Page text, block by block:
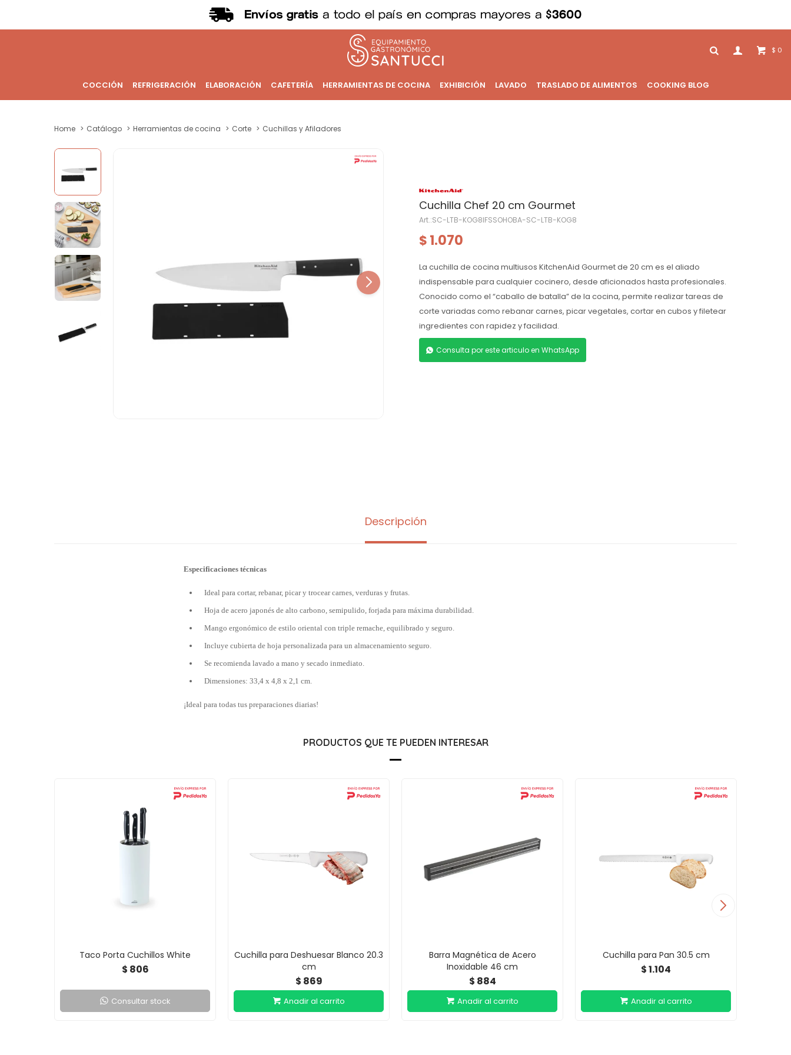
COCCIÓN REFRIGERACIÓN ELABORACIÓN CAFETERÍA HERRAMIENTAS DE COCINA EXHIBICIÓN LAVADO TRASLADO DE ALIMENTOS COOKING BLOG
$ 0
Home Catálogo Herramientas de cocina Corte Cuchillas y Afiladores
Cuchilla Chef 20 cm Gourmet
SC-LTB-KOG8IFSSOHOBA-SC-LTB-KOG8
$ 1.070
La cuchilla de cocina multiusos KitchenAid Gourmet de 20 cm es el aliado
indispensable para cualquier cocinero, desde aficionados hasta profesionales.
Conocido como el “caballo de batalla” de la cocina, permite realizar tareas de
corte variadas como rebanar carnes, picar vegetales, cortar en cubos y filetear
ingredientes con rapidez y facilidad.
Consulta por este articulo en WhatsApp
Descripción
Especificaciones técnicas
Ideal para cortar, rebanar, picar y trocear carnes, verduras y frutas.
Hoja de acero japonés de alto carbono, semipulido, forjada para máxima durabilidad.
Mango ergonómico de estilo oriental con triple remache, equilibrado y seguro.
Incluye cubierta de hoja personalizada para un almacenamiento seguro.
Se recomienda lavado a mano y secado inmediato.
Dimensiones: 33,4 x 4,8 x 2,1 cm.
¡Ideal para todas tus preparaciones diarias!
PRODUCTOS QUE TE PUEDEN INTERESAR
Taco Porta Cuchillos White
$ 806
Consultar stock
Cuchilla para Deshuesar Blanco 20.3
cm
$ 869
Barra Magnética de Acero
Inoxidable 46 cm
$ 884
Cuchilla para Pan 30.5 cm
$1.104